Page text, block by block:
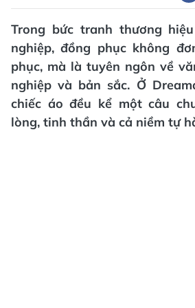
Trong bức tranh thương
nghiệp, đồng phục không
phục, mà là tuyên ngôn về
nghiệp và bản sắc. Ở
chiếc áo đều kể một câu
lòng, tinh thần và cả niềm tự